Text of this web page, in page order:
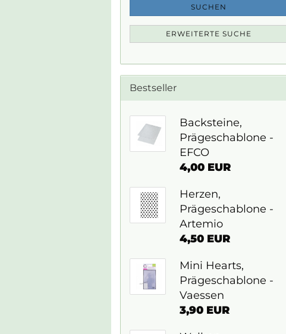
SUCHEN
ERWEITERTE SUCHE
Bestseller
Backsteine,
Prägeschablone -
EFCO
4,00 EUR
Herzen,
Prägeschablone -
Artemio
4,50 EUR
Mini Hearts,
Prägeschablone -
Vaessen
3,90 EUR